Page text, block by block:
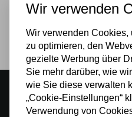
Lichtquelle
Stimmungsvoller
500 m2 großes
Wir verwenden
Wir verwenden Cookies,
zu optimieren, den
gezielte Werbung über
Sie mehr darüber, wie
wie Sie diese verwalten
„Cookie-Einstellungen“
Verwendung von